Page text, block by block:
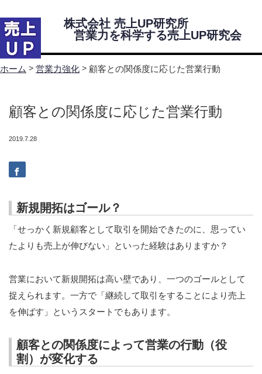
株式会社 売上UP研究所
営業力を科学する売上UP研究会
ホーム > 営業力強化 > 顧客との関係度に応じた営業行動
顧客との関係度に応じた営業行動
2019.7.28
新規開拓はゴール？
「せっかく新規顧客として取引を開始できたのに、思ってい
たよりも売上が伸びない」といった経験はありますか？
営業において新規開拓は高い壁であり、一つのゴールとして
捉えられます。一方で「継続して取引をすることにより売上
を伸ばす」というスタートでもあります。
顧客との関係度によって営業の行動（役
割）が変化する
Menu
営業力を科学する売上UP研究会紹介
研究会所属コンサルタント
営業力診断アンケートによる営業力の見える化
事業計画書のつくり方